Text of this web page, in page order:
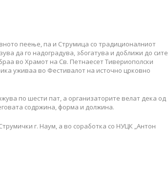
пеење, па и Струмица со традиционалниот
да го надоградува, збогатува и доближи до сите
во Храмот на Св. Петнаесет Тивериополски
уживаа во Фестивалот на источно црковно
по шести пат, а организаторите велат дека од
содржина, форма и должина.
г. Наум, a во соработка со НУЦК „Антон